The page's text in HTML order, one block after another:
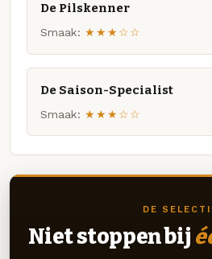
De Pilskenner
Smaak: ★★★☆☆
De Saison-Specialist
Smaak: ★★★☆☆
DE
Niet stoppen bij